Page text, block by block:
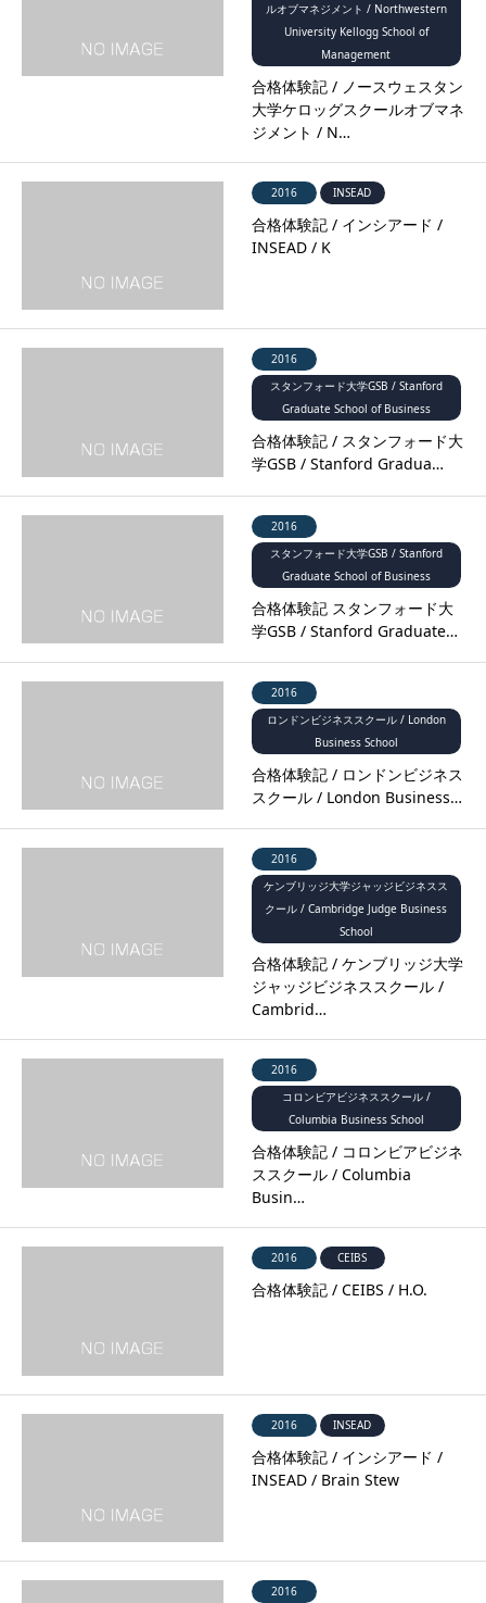
ルオブマネジメント / Northwestern
University Kellogg School of
Management
合格体験記 / ノースウェスタン
大学ケロッグスクールオブマネ
ジメント / N…
2016 INSEAD
合格体験記 / インシアード /
INSEAD / K
2016
スタンフォード大学GSB / Stanford
Graduate School of Business
合格体験記 / スタンフォード大
学GSB / Stanford Gradua…
2016
スタンフォード大学GSB / Stanford
Graduate School of Business
合格体験記 スタンフォード大
学GSB / Stanford Graduate…
2016
ロンドンビジネススクール / London
Business School
合格体験記 / ロンドンビジネス
スクール / London Business…
2016
ケンブリッジ大学ジャッジビジネスス
クール / Cambridge Judge Business
School
合格体験記 / ケンブリッジ大学
ジャッジビジネススクール /
Cambrid…
2016
コロンビアビジネススクール /
Columbia Business School
合格体験記 / コロンビアビジネ
ススクール / Columbia
Busin…
2016 CEIBS
合格体験記 / CEIBS / H.O.
2016 INSEAD
合格体験記 / インシアード /
INSEAD / Brain Stew
2016